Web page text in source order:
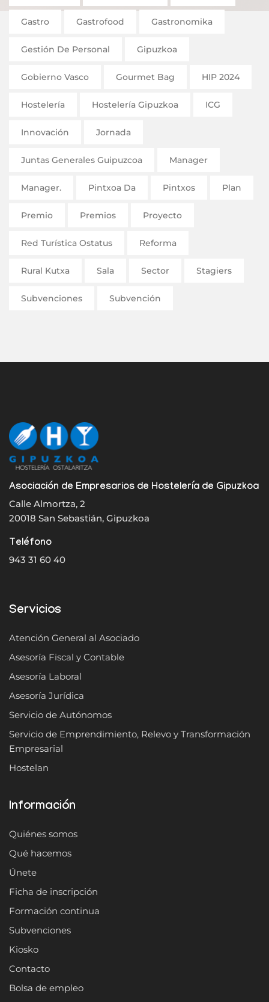
Gastro Gastrofood Gastronomika
Gestión De Personal Gipuzkoa
Gobierno Vasco Gourmet Bag HIP 2024
Hostelería Hostelería Gipuzkoa ICG
Innovación Jornada
Juntas Generales Guipuzcoa Manager
Manager. Pintxoa Da Pintxos Plan
Premio Premios Proyecto
Red Turística Ostatus Reforma
Rural Kutxa Sala Sector Stagiers
Subvenciones Subvención
Asociación de Empresarios de Hostelería de Gipuzkoa
Calle Almortza, 2
20018 San Sebastián, Gipuzkoa
Teléfono
943 31 60 40
Servicios
Atención General al Asociado
Asesoría Fiscal y Contable
Asesoría Laboral
Asesoría Jurídica
Servicio de Autónomos
Servicio de Emprendimiento, Relevo y Transformación
Empresarial
Hostelan
Información
Quiénes somos
Qué hacemos
Únete
Ficha de inscripción
Formación continua
Subvenciones
Kiosko
Contacto
Bolsa de empleo